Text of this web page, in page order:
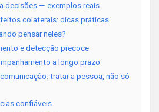
decisões — exemplos reais
colaterais: dicas práticas
pensar neles?
e detecção precoce
a longo prazo
tratar a pessoa, não só
confiáveis